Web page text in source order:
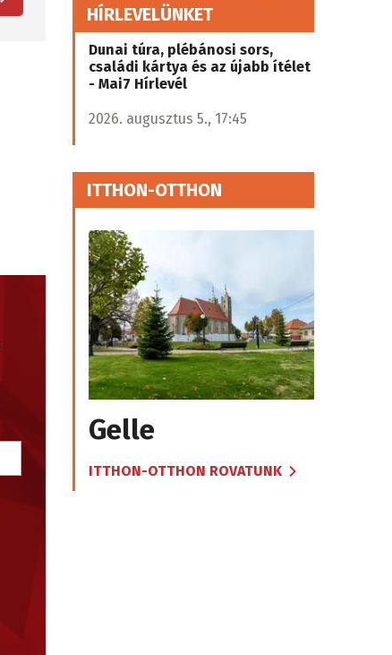
HÍRLEVELÜNKET
Dunai túra, plébánosi sors,
családi kártya és az újabb ítélet
- Mai7 Hírlevél
2026. augusztus 5., 17:45
ITTHON-OTTHON
Gelle
ITTHON-OTTHON ROVATUNK